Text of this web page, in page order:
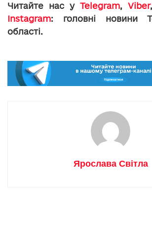
Читайте нас у Telegram, Viber
Instagram: головні новини
області.
Ярослава Світла